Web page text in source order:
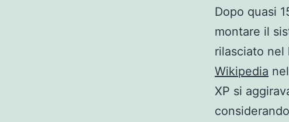
Dopo quasi
montare il
rilasciato nel
Wikipedia
XP si